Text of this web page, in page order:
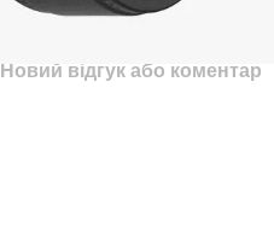
Новий відгук або коментар